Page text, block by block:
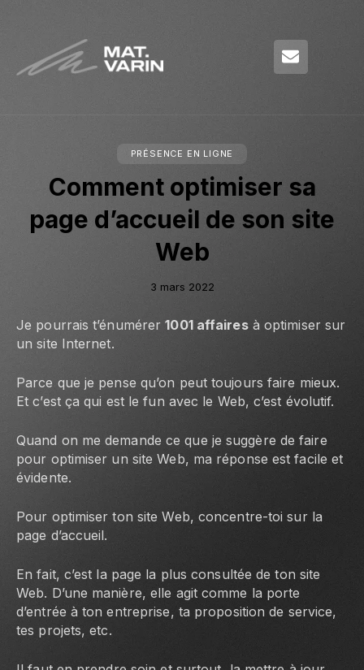
PRÉSENCE EN LIGNE
Comment optimiser sa
page d’accueil de son site
Web
3 mars 2022
Je pourrais t’énumérer1001 affairesà optimiser sur
un site Internet.
Parce que je pense qu’on peut toujours faire mieux.
Et c’est ça qui est le fun avec le Web, c’est évolutif.
Quand on me demande ce que je suggère de faire
pour optimiser un site Web, ma réponse est facile et
évidente.
Pour optimiser ton site Web, concentre-toi sur la
page d’accueil.
En fait, c’est la page la plus consultée de ton site
Web. D’une manière, elle agit comme la porte
d’entrée à ton entreprise, ta proposition de service,
tes projets, etc.